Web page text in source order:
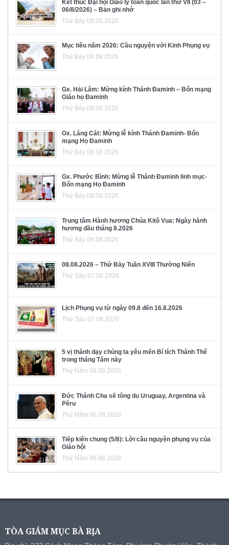
Kết thúc Đại hội Giáo lý toàn quốc lần thứ VII (03 –
06/8/2026) – Bản ghi nhớ
Thứ Bảy 08.08.2026
Mục tiêu năm 2026: Cầu nguyện với Kinh Phụng vụ
Thứ Bảy 08.08.2026
Gx. Hải Lâm: Mừng kính Thánh Đaminh – Bổn mạng
Giáo họ Đaminh
Thứ Bảy 08.08.2026
Gx. Láng Cát: Mừng lễ kính Thánh Đaminh- Bổn
mạng Họ Đaminh
Thứ Bảy 08.08.2026
Gx. Phước Bình: Mừng lễ Thánh Đaminh linh mục-
Bổn mạng Họ Đaminh
Thứ Bảy 08.08.2026
Trung tâm Hành hương Chúa Kitô Vua: Ngày hành
hương đầu tháng 8.2026
Thứ Bảy 08.08.2026
08.08.2026 – Thứ Bảy Tuần XVIII Thường Niên
Thứ Sáu 07.08.2026
Lịch Phụng vụ từ ngày 09.8 đến 16.8.2026
Thứ Sáu 07.08.2026
5 vị thánh dạy chúng ta yêu mến Bí tích Thánh Thể
trong tháng Tám này
Thứ Năm 06.08.2026
Đức Thánh Cha sẽ tông du Uruguay, Argentina và
Pêru
Thứ Năm 06.08.2026
Tiếp kiến chung (5/8): Lời cầu nguyện phụng vụ của
Giáo hội
Thứ Năm 06.08.2026
TÒA GIÁM MỤC BÀ RỊA